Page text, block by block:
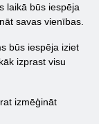
laikā būs iespēja
savas vienības.
būs iespēja iziet
izprast visu
izmēģināt